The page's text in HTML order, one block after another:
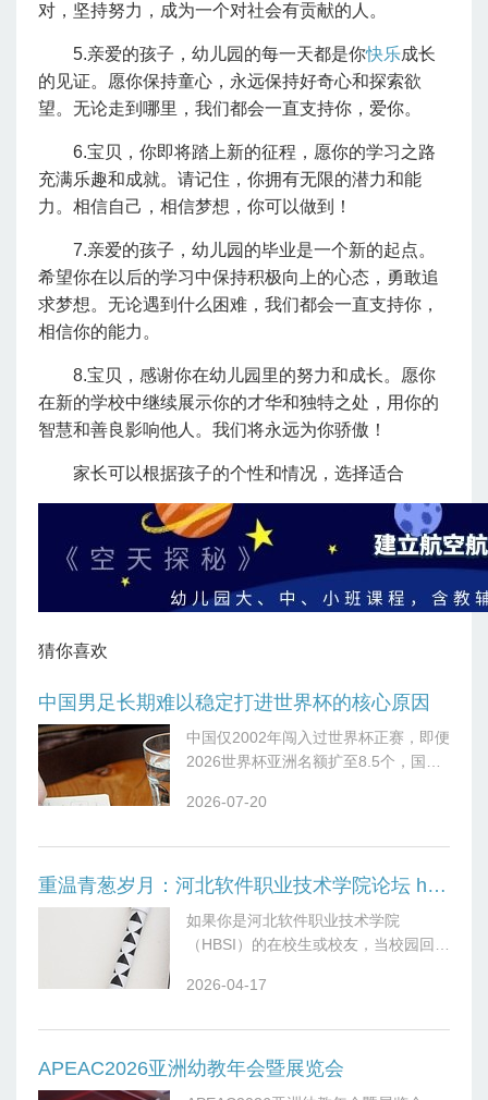
对，坚持努力，成为一个对社会有贡献的人。
5.亲爱的孩子，幼儿园的每一天都是你快乐成长
的见证。愿你保持童心，永远保持好奇心和探索欲
望。无论走到哪里，我们都会一直支持你，爱你。
6.宝贝，你即将踏上新的征程，愿你的学习之路
充满乐趣和成就。请记住，你拥有无限的潜力和能
力。相信自己，相信梦想，你可以做到！
7.亲爱的孩子，幼儿园的毕业是一个新的起点。
希望你在以后的学习中保持积极向上的心态，勇敢追
求梦想。无论遇到什么困难，我们都会一直支持你，
相信你的能力。
8.宝贝，感谢你在幼儿园里的努力和成长。愿你
在新的学校中继续展示你的才华和独特之处，用你的
智慧和善良影响他人。我们将永远为你骄傲！
家长可以根据孩子的个性和情况，选择适合
猜你喜欢
中国男足长期难以稳定打进世界杯的核心原因
中国仅2002年闯入过世界杯正赛，即便
2026世界杯亚洲名额扩至8.5个，国足
一问题，而是青训根基、联赛生态、管
2026-07-20
重温青葱岁月：河北软件职业技术学院论坛 hbsi.net
如果你是河北软件职业技术学院
（HBSI）的在校生或校友，当校园回忆
https://www.hbsi.net/。这个专属论坛自
2026-04-17
APEAC2026亚洲幼教年会暨展览会